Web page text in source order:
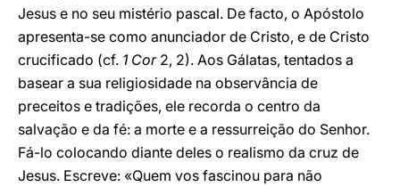
Jesus e no seu mistério pascal. De facto, o Apóstolo
apresenta-se como anunciador de Cristo, e de Cristo
crucificado (cf. 1 Cor2, 2). Aos Gálatas, tentados a
basear a sua religiosidade na observância de
preceitos e tradições, ele recorda o centro da
salvação e da fé: a morte e a ressurreição do Senhor.
Fá-lo colocando diante deles o realismo da cruz de
Jesus. Escreve: «Quem vos fascinou para não